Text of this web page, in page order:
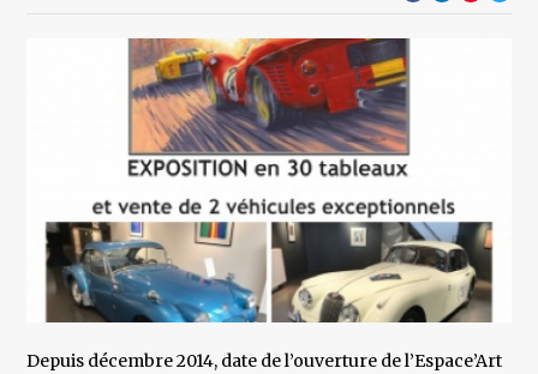
Depuis décembre 2014, date de l’ouverture de l’Espace’Art